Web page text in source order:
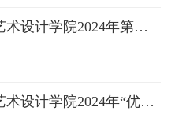
湖南农业大学风景园林与艺术设计学院2024年第二批研究生国家奖学金拟推荐名单公示
湖南农业大学风景园林与艺术设计学院2024年“优秀研究生”“优秀研究生标兵”拟推